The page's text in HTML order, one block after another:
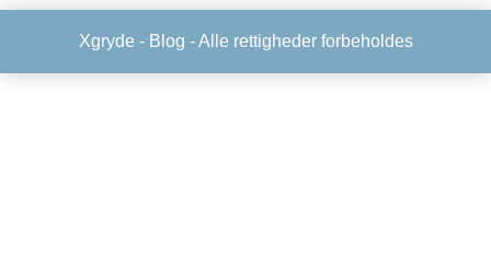
Xgryde - Blog - Alle rettigheder forbeholdes